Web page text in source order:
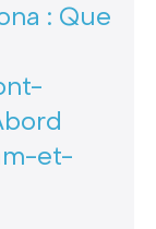
: Que
et-